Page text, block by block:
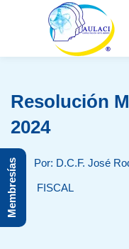
Resolución
2024
Por: D.C.F. José
FISCAL
Membresías